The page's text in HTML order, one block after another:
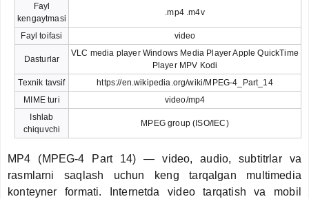
Fayl
kengaytmasi
.mp4 .m4v
Fayl toifasi video
Dasturlar
VLC media player Windows Media Player Apple QuickTime
Player MPV Kodi
Texnik tavsif
https://en.wikipedia.org/wiki/MPEG-4_Part_14
MIME turi
video/mp4
Ishlab
chiquvchi
MPEG group (ISO/IEC)
MP4 (MPEG-4 Part 14) — video, audio, subtitrlar va
rasmlarni saqlash uchun keng tarqalgan multimedia
konteyner formati. Internetda video tarqatish va mobil